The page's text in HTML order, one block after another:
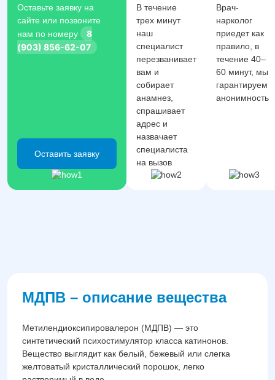
Оставьте заявку на
сайте или позвоните
нам по номеру
8
(903) 856-62-07
Оставить заявку
В течение
трех минут
наш
специалист
перезванивает
вам и
собирает
анамнез,
спрашивает
адрес и
назвачает
специалиста
на вызов
Врач-
нарколог
приедет как
правило, в
течение 40–
60 минут, мы
гарантируем
анонимность
МДПВ – описание вещества
Метилендиоксипировалерон (МДПВ) — это
синтетический психостимулятор класса катинонов.
Вещество выглядит как белый, бежевый или слегка
желтоватый кристаллический порошок, легко